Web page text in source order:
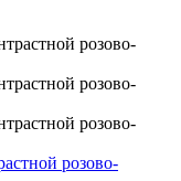
розово-